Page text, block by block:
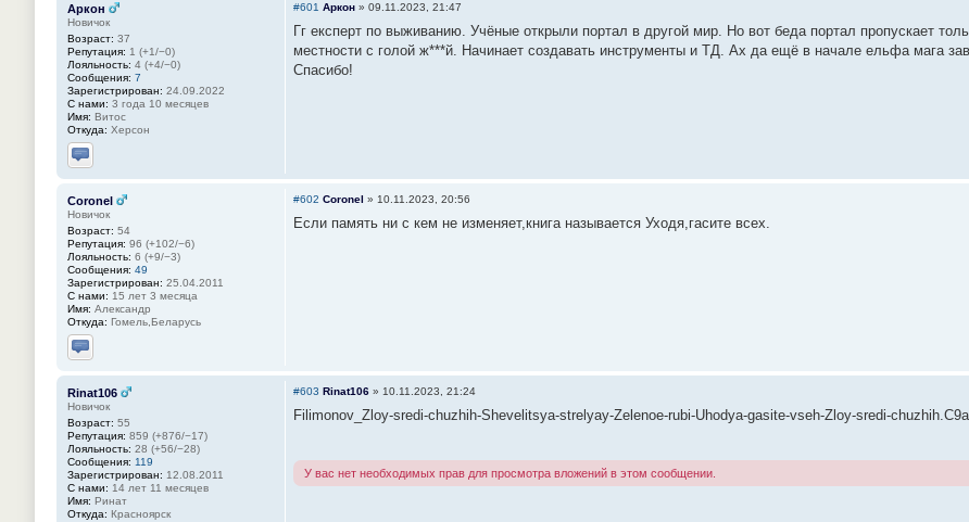
Аркон
Новичок
Возраст: 37
Репутация: 1 (+1/−0)
Лояльность: 4 (+4/−0)
Сообщения: 7
Зарегистрирован: 24.09.2022
С нами: 3 года 10 месяцев
Имя: Витос
Откуда: Херсон
Отправить личное сообщение
#601 Аркон » 09.11.2023, 21:47
Гг експерт по выживанию. Учёные открыли портал в другой мир. Но вот беда портал пропускает
местности с голой ж***й. Начинает создавать инструменты и ТД. Ах да ещё в начале ельфа мага
Спасибо!
Coronel
Новичок
Возраст: 54
Репутация: 96 (+102/−6)
Лояльность: 6 (+9/−3)
Сообщения: 49
Зарегистрирован: 25.04.2011
С нами: 15 лет 3 месяца
Имя: Александр
Откуда: Гомель,Беларусь
Отправить личное сообщение
#602 Coronel » 10.11.2023, 20:56
Если память ни с кем не изменяет,книга называется Уходя,гасите всех.
Rinat106
Новичок
Возраст: 55
Репутация: 859 (+876/−17)
Лояльность: 28 (+56/−28)
Сообщения: 119
Зарегистрирован: 12.08.2011
С нами: 14 лет 11 месяцев
Имя: Ринат
Откуда: Красноярск
#603 Rinat106 » 10.11.2023, 21:24
Filimonov_Zloy-sredi-chuzhih-Shevelitsya-strelyay-Zelenoe-rubi-Uhodya-gasite-vseh-Zloy-sredi-
У вас нет необходимых прав для просмотра вложений в этом сообщении.